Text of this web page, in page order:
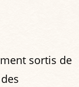
sortis de